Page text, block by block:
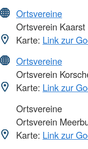
Ortsvereine
Ortsverein Kaarst
Karte: Link zur
Ortsvereine
Ortsverein
Karte: Link zur
Ortsvereine
Ortsverein
Karte: Link zur